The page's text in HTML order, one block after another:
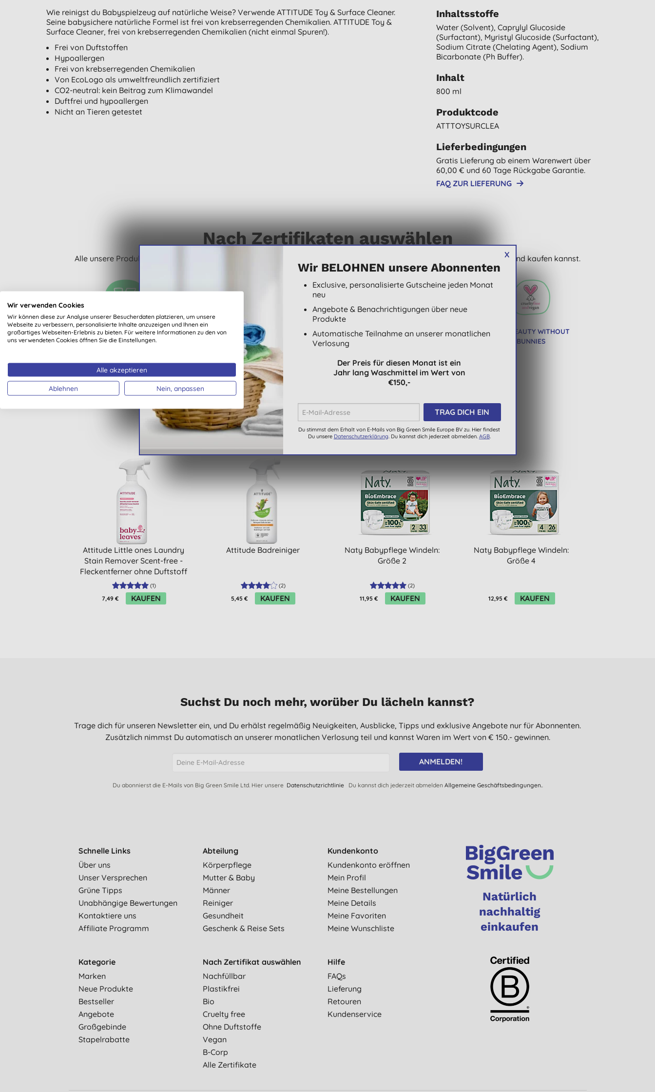
Wie reinigst du Babyspielzeug auf natürliche Weise? Verwende ATTITUDE Toy & Surface Cleaner.
Seine babysichere natürliche Formel ist frei von krebserregenden Chemikalien. ATTITUDE Toy &
Surface Cleaner, frei von krebserregenden Chemikalien (nicht einmal Spuren!).
Frei von Duftstoffen
Hypoallergen
Frei von krebserregenden Chemikalien
Von EcoLogo als umweltfreundlich zertifiziert
CO2-neutral: kein Beitrag zum Klimawandel
Duftfrei und hypoallergen
Nicht an Tieren getestet
Inhaltsstoffe
Water (solvent), Caprylyl Glucoside
(surfactant), Myristyl Glucoside (surfactant),
Sodium Citrate (chelating Agent), Sodium
Bicarbonate (ph Buffer).
Inhalt
800 ml
Produktcode
ATTTOYSURCLEA
Lieferbedingungen
Gratis Lieferung ab einem Warenwert über
60,00 € und 60 Tage Rückgabe Garantie.
FAQ ZUR LIEFERUNG
Nach Zertifikaten auswählen
Alle unsere Produkte sind eindeutig mit ihrem Umweltzzertifizierungen gekennzeichnet, so dass Du in aller Ruhe stöbern und kaufen kannst.
VEGAN EWG VERIFIED HERGESTELLT IN KANADA
PETA BEAUTY WITHOUT
BUNNIES
Könnte Dir auch gefallen
Attitude Little ones Laundry
Stain Remover Scent-free -
Fleckentferner ohne Duftstoff
(1)
7,49 € KAUFEN
Attitude Badreiniger
(2)
5,45 € KAUFEN
Naty Babypflege Windeln:
Größe 2
(2)
11,95 € KAUFEN
Naty Babypflege Windeln:
Größe 4
12,95 € KAUFEN
Suchst Du noch mehr, worüber Du lächeln kannst?
Trage dich für unseren Newsletter ein, und Du erhälst regelmäßig Neuigkeiten, Ausblicke, Tipps und exklusive Angebote nur für Abonnenten.
Zusätzlich nimmst Du automatisch an unserer monatlichen Verlosung teil und kannst Waren im Wert von € 150.- gewinnen.
ANMELDEN!
Du abonnierst die E-Mails von Big Green Smile Ltd. Hier unsere DatenschutzrichtlinieDu kannst dich jederzeit abmelden Allgemeine Geschäftsbedingungen..
Schnelle Links
Über uns
Unser Versprechen
Grüne Tipps
Unabhängige Bewertungen
Kontaktiere uns
Affiliate Programm
Kategorie
Marken
Neue Produkte
Bestseller
Angebote
Großgebinde
Stapelrabatte
Abteilung
Körperpflege
Mutter & Baby
Männer
Reiniger
Gesundheit
Geschenk & Reise Sets
Nach Zertifikat auswählen
Nachfüllbar
Plastikfrei
Bio
Cruelty free
Ohne Duftstoffe
Vegan
B-Corp
Alle Zertifikate
Kundenkonto
Kundenkonto eröffnen
Mein Profil
Meine Bestellungen
Meine Details
Meine Favoriten
Meine Wunschliste
Hilfe
FAQs
Lieferung
Retouren
Kundenservice
Natürlich
nachhaltig
einkaufen
X
Wir BELOHNEN unsere Abonnenten
Exclusive, personalisierte Gutscheine jeden Monat
neu
Angebote & Benachrichtigungen über neue
Produkte
Automatische Teilnahme an unserer monatlichen
Verlosung
Der Preis für diesen Monat ist ein
Jahr lang Waschmittel im Wert von
€150,-
Du stimmst dem Erhalt von E-Mails von Big Green Smile Europe BV zu. Hier findest
Du unsere Datenschutzerklärung. Du kannst dich jederzeit abmelden. AGB.
Wir verwenden Cookies
Wir können diese zur Analyse unserer Besucherdaten platzieren, um unsere
Webseite zu verbessern, personalisierte Inhalte anzuzeigen und Ihnen ein
großartiges Webseiten-Erlebnis zu bieten. Für weitere Informationen zu den von
uns verwendeten Cookies öffnen Sie die Einstellungen.
Alle akzeptieren
Ablehnen Nein, anpassen